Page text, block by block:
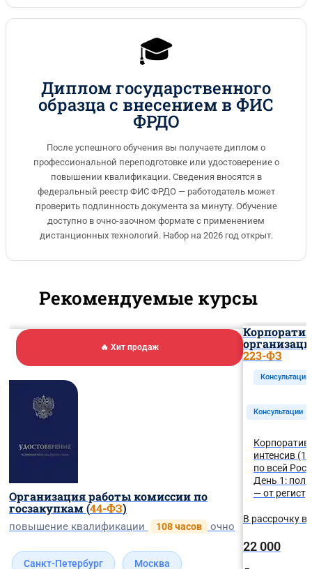
🎓
Диплом государственного
образца с внесением в ФИС
ФРДО
После успешного обучения вы получаете диплом о
профессиональной переподготовке или удостоверение о
повышении квалификации. Сведения вносятся в
федеральный реестр ФИС ФРДО — работодатель может
проверить подлинность документа за минуту. Обучение
доступно в очно-заочном формате с применением
дистанционных технологий. Набор на 2026 год открыт.
Рекомендуемые курсы
🔥 Хит продаж
Организация работы комиссии по
госзакупкам (44-ФЗ)
повышение квалификации 108 часов очно
Санкт-Петербург Москва
223-ФЗ
Консультации
Консультации
интенсив
по всей
День 1:
— от
В рассрочку в
22 000